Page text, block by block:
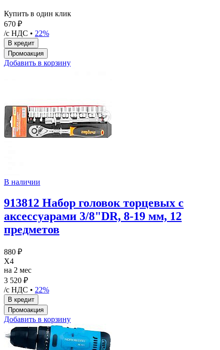
Купить в один клик
670 ₽
/с НДС • 22%
Добавить в корзину
В наличии
913812 Набор головок торцевых с
аксессуарами 3/8"DR, 8-19 мм, 12
предметов
880 ₽
X4
на 2 мес
3 520 ₽
/с НДС • 22%
Добавить в корзину